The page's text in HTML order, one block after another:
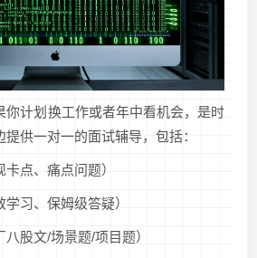
你计划换工作或者年中看机会，是时
供一对一的面试辅导，包括：
点、痛点问题）
习、保姆级答疑）
股文/场景题/项目题）